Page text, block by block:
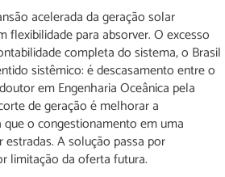
acelerada da geração solar
para absorver. O excesso
completa do sistema, o Brasil
sistêmico: é descasamento entre o
em Engenharia Oceânica pela
de geração é melhorar a
o congestionamento em uma
A solução passa por
limitação da oferta futura.